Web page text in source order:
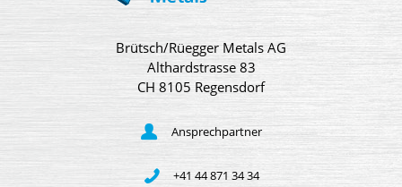
Brütsch/Rüegger Metals AG
Althardstrasse 83
CH 8105 Regensdorf
Ansprechpartner
+41 44 871 34 34